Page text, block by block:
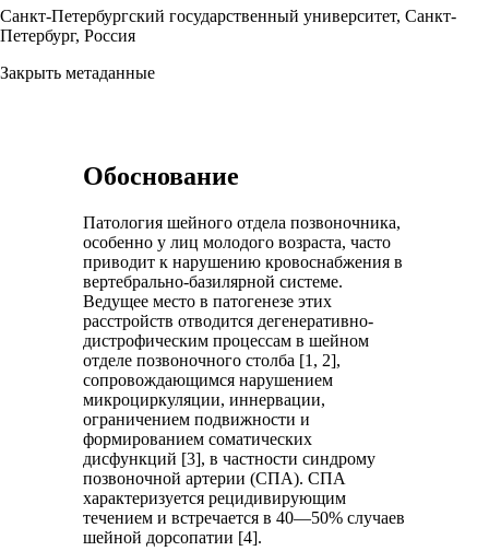
Санкт-Петербургский государственный университет, Санкт-
Петербург, Россия
Закрыть метаданные
Обоснование
Патология шейного отдела позвоночника,
особенно у лиц молодого возраста, часто
приводит к нарушению кровоснабжения в
вертебрально-базилярной системе.
Ведущее место в патогенезе этих
расстройств отводится дегенеративно-
дистрофическим процессам в шейном
отделе позвоночного столба [1, 2],
сопровождающимся нарушением
микроциркуляции, иннервации,
ограничением подвижности и
формированием соматических
дисфункций [3], в частности синдрому
позвоночной артерии (СПА). СПА
характеризуется рецидивирующим
течением и встречается в 40—50% случаев
шейной дорсопатии [4].